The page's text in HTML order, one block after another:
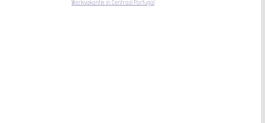
Werkvakantie in Centraal Portugal